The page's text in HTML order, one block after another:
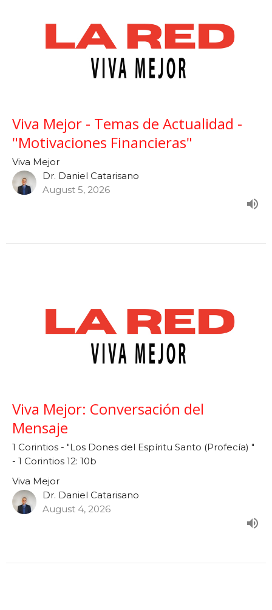
Viva Mejor - Temas de Actualidad -
"Motivaciones Financieras"
Viva Mejor
Dr. Daniel Catarisano
August 5, 2026
Viva Mejor: Conversación del
Mensaje
1 Corintios - "Los Dones del Espíritu Santo (Profecía) "
- 1 Corintios 12: 10b
Viva Mejor
Dr. Daniel Catarisano
August 4, 2026